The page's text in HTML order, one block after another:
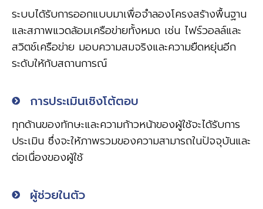
ระบบได้รับการออกแบบมาเพื่อจำลองโครงสร้างพื้นฐาน
และสภาพแวดล้อมเครือข่ายทั้งหมด เช่น ไฟร์วอลล์และ
สวิตช์เครือข่าย มอบความสมจริงและความยืดหยุ่นอีก
ระดับให้กับสถานการณ์
การประเมินเชิงโต้ตอบ
ทุกด้านของทักษะและความก้าวหน้าของผู้ใช้จะได้รับการ
ประเมิน ซึ่งจะให้ภาพรวมของความสามารถในปัจจุบันและ
ต่อเนื่องของผู้ใช้
ผู้ช่วยในตัว